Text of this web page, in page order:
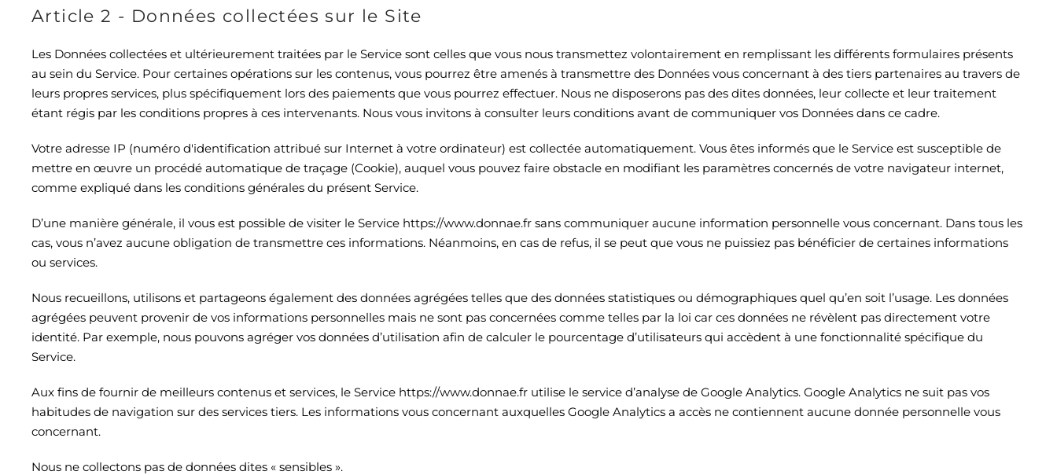
Article 2 - Données collectées sur le Site
Les Données collectées et ultérieurement traitées par le Service sont celles que vous nous transmettez volontairement en remplissant les différents formulaires présents
au sein du Service. Pour certaines opérations sur les contenus, vous pourrez être amenés à transmettre des Données vous concernant à des tiers partenaires au travers de
leurs propres services, plus spécifiquement lors des paiements que vous pourrez effectuer. Nous ne disposerons pas des dites données, leur collecte et leur traitement
étant régis par les conditions propres à ces intervenants. Nous vous invitons à consulter leurs conditions avant de communiquer vos Données dans ce cadre.
Votre adresse IP (numéro d'identification attribué sur Internet à votre ordinateur) est collectée automatiquement. Vous êtes informés que le Service est susceptible de
mettre en œuvre un procédé automatique de traçage (Cookie), auquel vous pouvez faire obstacle en modifiant les paramètres concernés de votre navigateur internet,
comme expliqué dans les conditions générales du présent Service.
D’une manière générale, il vous est possible de visiter le Service https://www.donnae.fr sans communiquer aucune information personnelle vous concernant. Dans tous les
cas, vous n’avez aucune obligation de transmettre ces informations. Néanmoins, en cas de refus, il se peut que vous ne puissiez pas bénéficier de certaines informations
ou services.
Nous recueillons, utilisons et partageons également des données agrégées telles que des données statistiques ou démographiques quel qu’en soit l’usage. Les données
agrégées peuvent provenir de vos informations personnelles mais ne sont pas concernées comme telles par la loi car ces données ne révèlent pas directement votre
identité. Par exemple, nous pouvons agréger vos données d’utilisation afin de calculer le pourcentage d’utilisateurs qui accèdent à une fonctionnalité spécifique du
Service.
Aux fins de fournir de meilleurs contenus et services, le Service https://www.donnae.fr utilise le service d’analyse de Google Analytics. Google Analytics ne suit pas vos
habitudes de navigation sur des services tiers. Les informations vous concernant auxquelles Google Analytics a accès ne contiennent aucune donnée personnelle vous
concernant.
Nous ne collectons pas de données dites « sensibles ».